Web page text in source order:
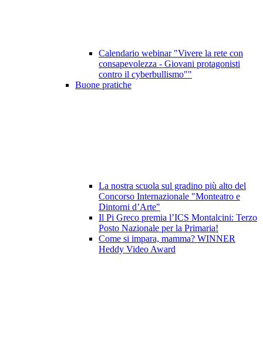
Calendario webinar "Vivere la rete con
consapevolezza - Giovani protagonisti
contro il cyberbullismo""
Buone pratiche
La nostra scuola sul gradino più alto del
Concorso Internazionale "Monteatro e
Dintorni d’Arte"
Il Pi Greco premia l’ICS Montalcini: Terzo
Posto Nazionale per la Primaria!
Come si impara, mamma? WINNER
Heddy Video Award